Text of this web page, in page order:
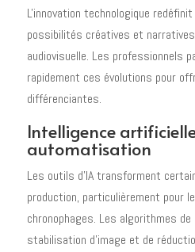
L'innovation technologique
possibilités créatives et
audiovisuelle. Les professionnels
rapidement ces évolutions pour
différenciantes.
Intelligence
automatisation
Les outils d'IA transforment
production, particulièrement pour
chronophages. Les algorithmes
stabilisation d'image et de